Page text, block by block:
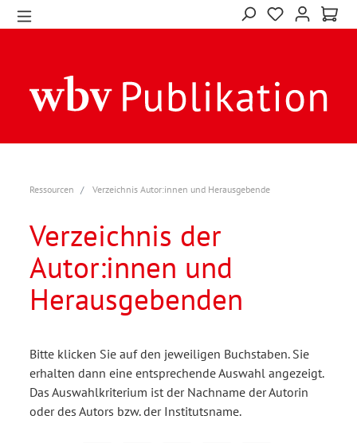
Ressourcen Verzeichnis Autor:innen und Herausgebende
Verzeichnis der
Autor:innen und
Herausgebenden
Bitte klicken Sie auf den jeweiligen Buchstaben. Sie
erhalten dann eine entsprechende Auswahl angezeigt.
Das Auswahlkriterium ist der Nachname der Autorin
oder des Autors bzw. der Institutsname.